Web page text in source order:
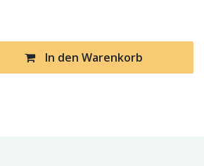
In den Warenkorb